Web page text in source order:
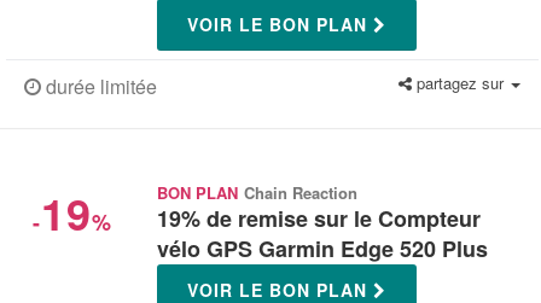
VOIR LE BON PLAN
durée limitée partagez sur
-19%
BON PLAN Chain Reaction
19% de remise sur le Compteur
vélo GPS Garmin Edge 520 Plus
VOIR LE BON PLAN